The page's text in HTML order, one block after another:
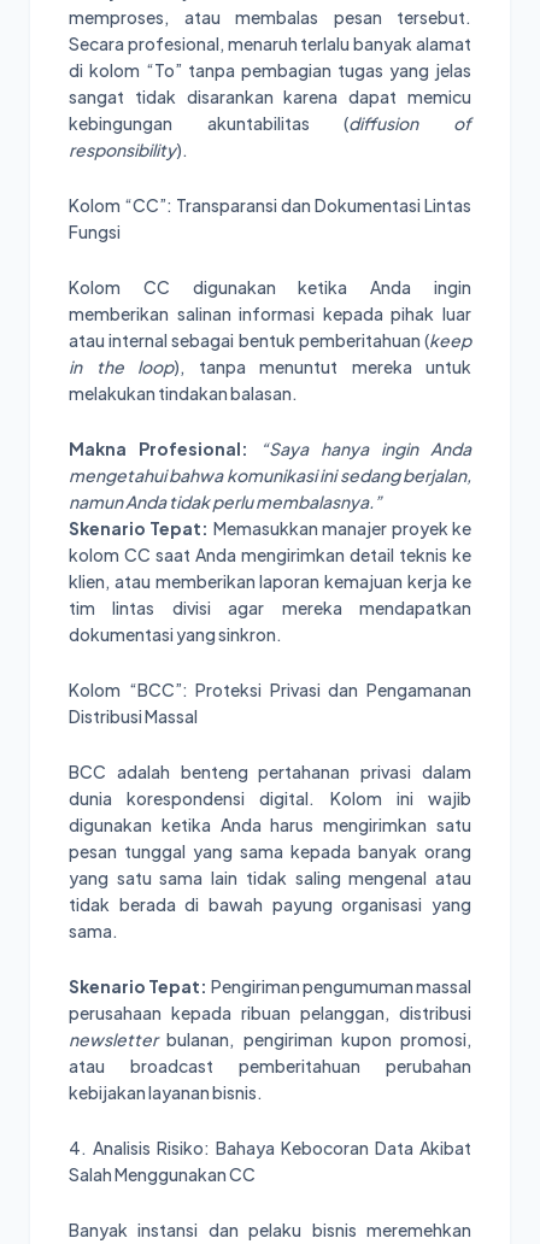
memproses, atau membalas pesan tersebut.
Secara profesional, menaruh terlalu banyak alamat
di kolom “To” tanpa pembagian tugas yang jelas
sangat tidak disarankan karena dapat memicu
kebingungan akuntabilitas (diffusion of
responsibility).
Kolom “CC”: Transparansi dan Dokumentasi Lintas
Fungsi
Kolom CC digunakan ketika Anda ingin
memberikan salinan informasi kepada pihak luar
atau internal sebagai bentuk pemberitahuan (keep
in the loop), tanpa menuntut mereka untuk
melakukan tindakan balasan.
Makna Profesional:
“Saya hanya ingin Anda
mengetahui bahwa komunikasi ini sedang berjalan,
namun Anda tidak perlu membalasnya.”
Skenario Tepat: Memasukkan manajer proyek ke
kolom CC saat Anda mengirimkan detail teknis ke
klien, atau memberikan laporan kemajuan kerja ke
tim lintas divisi agar mereka mendapatkan
dokumentasi yang sinkron.
Kolom “BCC”: Proteksi Privasi dan Pengamanan
Distribusi Massal
BCC adalah benteng pertahanan privasi dalam
dunia korespondensi digital. Kolom ini wajib
digunakan ketika Anda harus mengirimkan satu
pesan tunggal yang sama kepada banyak orang
yang satu sama lain tidak saling mengenal atau
tidak berada di bawah payung organisasi yang
sama.
Skenario Tepat: Pengiriman pengumuman massal
perusahaan kepada ribuan pelanggan, distribusi
newsletterbulanan, pengiriman kupon promosi,
atau broadcast pemberitahuan perubahan
kebijakan layanan bisnis.
4. Analisis Risiko: Bahaya Kebocoran Data Akibat
Salah Menggunakan CC
Banyak instansi dan pelaku bisnis meremehkan